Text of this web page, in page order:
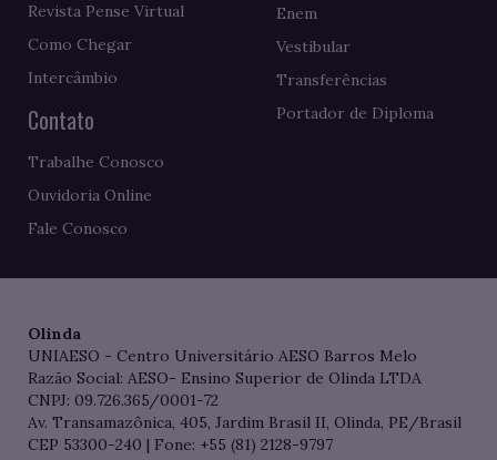
Revista Pense Virtual
Como Chegar
Intercâmbio
Contato
Trabalhe Conosco
Ouvidoria Online
Fale Conosco
Enem
Vestibular
Transferências
Portador de Diploma
Olinda
UNIAESO - Centro Universitário AESO Barros Melo
Razão Social: AESO- Ensino Superior de Olinda LTDA
CNPJ: 09.726.365/0001-72
Av. Transamazônica, 405, Jardim Brasil II, Olinda, PE/Brasil
CEP 53300-240 | Fone: +55 (81) 2128-9797